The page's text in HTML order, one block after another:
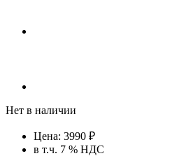
Нет в наличии
Цена: 3990 ₽
в т.ч. 7 % НДС